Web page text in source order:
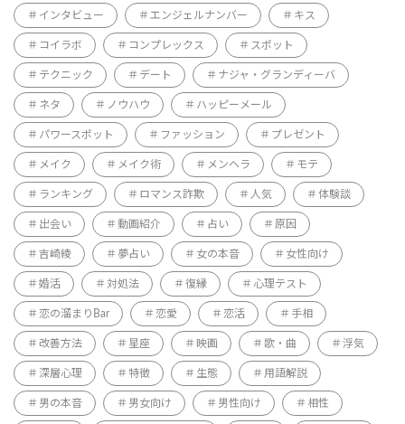
インタビュー エンジェルナンバー キス
コイラボ コンプレックス スポット
テクニック デート ナジャ・グランディーバ
ネタ ノウハウ ハッピーメール
パワースポット ファッション プレゼント
メイク メイク術 メンヘラ モテ
ランキング ロマンス詐欺 人気 体験談
出会い 動画紹介 占い 原因
吉崎綾 夢占い 女の本音 女性向け
婚活 対処法 復縁 心理テスト
恋の溜まりBar 恋愛 恋活 手相
改善方法 星座 映画 歌・曲 浮気
深層心理 特徴 生態 用語解説
男の本音 男女向け 男性向け 相性